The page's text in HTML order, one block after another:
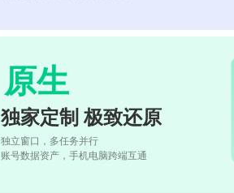
原生
独家定制 极致还原
独立窗口，多任务并行
账号数据资产，手机电脑跨端互通